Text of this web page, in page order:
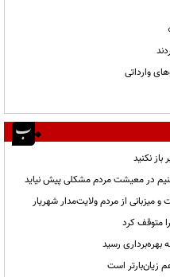
وارداتی
نکنید
کنیم در معیشت مردم مشکلی پیش نیاید
متوقف کرد
زیان‌بارتر است